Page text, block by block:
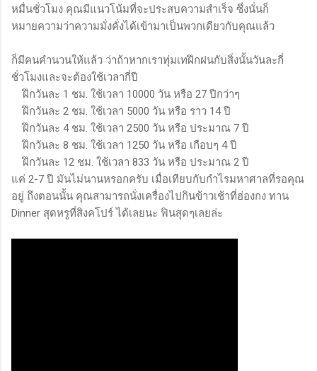
หมื่นชั่วโมง คุณมีแนวโน้มที่จะประสบความสำเร็จ ซึ่งนั่นก็
หมายความว่าความมั่งคั่งได้เข้ามาเป็นพวกเดียวกับคุณแล้ว
ก็มีคนคำนวนให้แล้ว ว่าถ้าหากเราทุ่มเทฝึกฝนกับสิ่งนั้นวันละกี่
ชั่วโมงและจะต้องใช้เวลากี่ปี
ฝึกวันละ 1 ชม. ใช้เวลา 10000 วัน หรือ 27 ปีกว่าๆ
ฝึกวันละ 2 ชม. ใช้เวลา 5000 วัน หรือ ราว 14 ปี
ฝึกวันละ 4 ชม. ใช้เวลา 2500 วัน หรือ ประมาณ 7 ปี
ฝึกวันละ 8 ชม. ใช้เวลา 1250 วัน หรือ เกือบๆ 4 ปี
ฝึกวันละ 12 ชม. ใช้เวลา 833 วัน หรือ ประมาณ 2 ปี
แค่ 2-7 ปี มันไม่นานหรอกครับ เมื่อเทียบกับกำไรมหาศาลที่รอคุณ
อยู่ ถึงตอนนั้น คุณสามารถนั่งเครื่องไปกินข้าวเช้าที่ฮ่องกง ทาน
Dinner สุดหรูที่สิงคโปร์ ได้เลยนะ ฟินสุดๆเลยล่ะ